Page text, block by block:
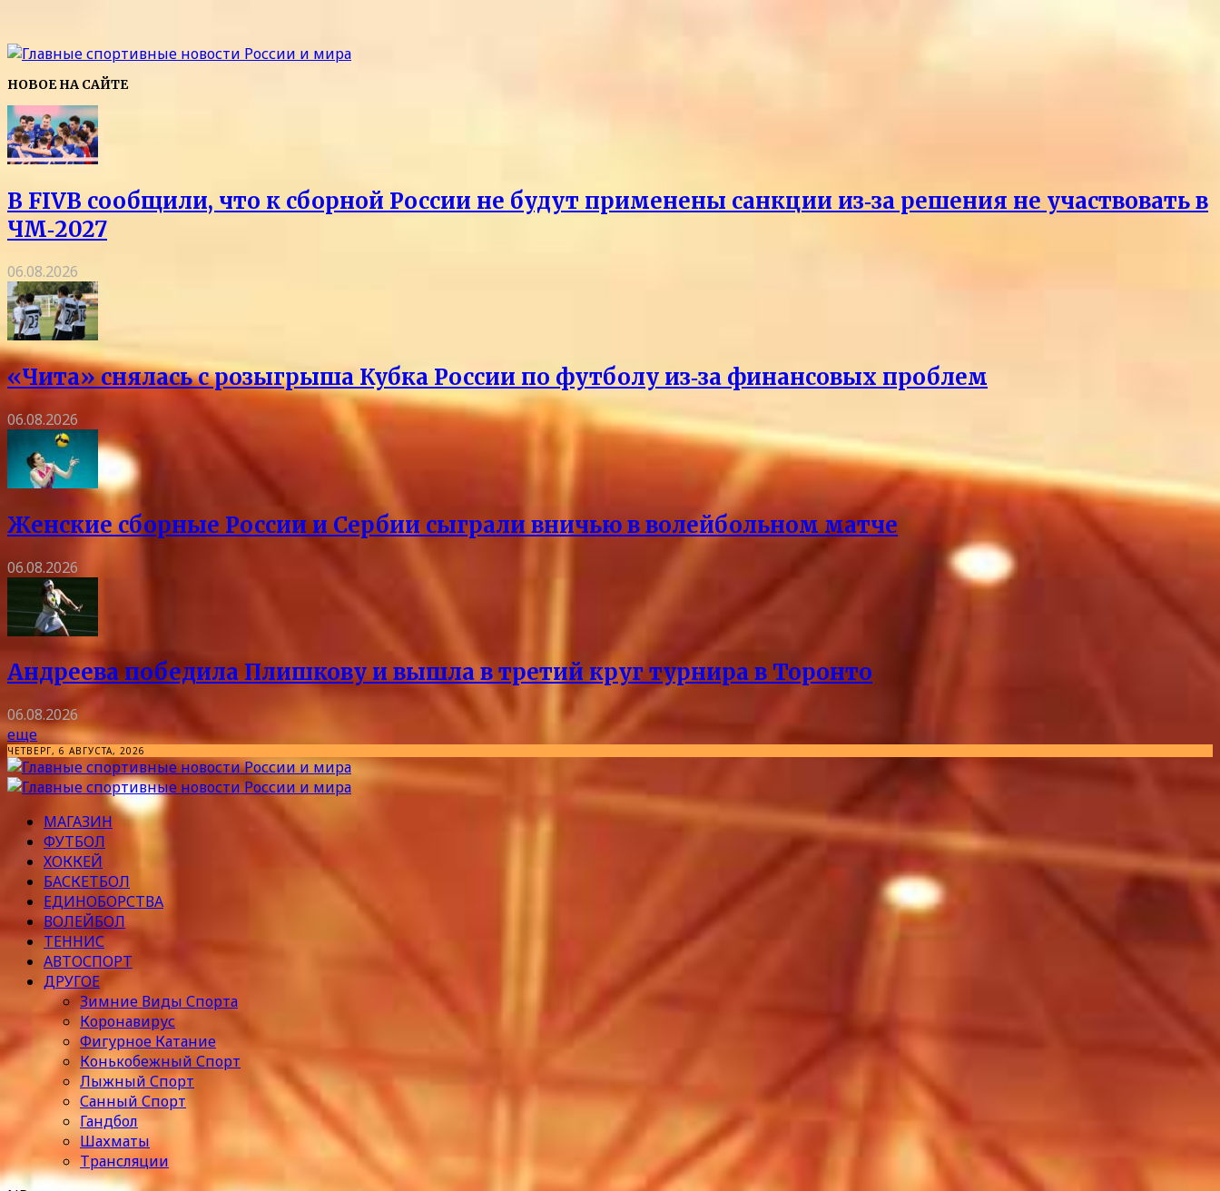
НОВОЕ НА САЙТЕ
В FIVB сообщили, что к сборной России не будут применены санкции из‑за решения не участвовать в
ЧМ‑2027
06.08.2026
«Чита» снялась с розыгрыша Кубка России по футболу из‑за финансовых проблем
06.08.2026
Женские сборные России и Сербии сыграли вничью в волейбольном матче
06.08.2026
Андреева победила Плишкову и вышла в третий круг турнира в Торонто
06.08.2026
еще
ЧЕТВЕРГ, 6 АВГУСТА, 2026
МАГАЗИН
ФУТБОЛ
ХОККЕЙ
БАСКЕТБОЛ
ЕДИНОБОРСТВА
ВОЛЕЙБОЛ
ТЕННИС
АВТОСПОРТ
ДРУГОЕ
Зимние Виды Спорта
Коронавирус
Фигурное Катание
Конькобежный Спорт
Лыжный Спорт
Санный Спорт
Гандбол
Шахматы
Трансляции